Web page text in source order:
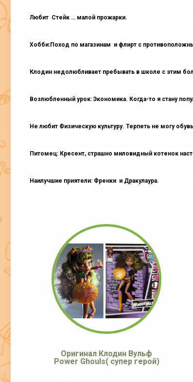
Любит Стейк … малой прожарки.
Хобби:Поход по магазинам и флирт с
Клодин недолюбливает пребывать в школе с этим
Возлюбленный урок: Экономика. Когда-то я стану
Не любит Физическую культуру. Терпеть не могу
Питомец: Кресент, страшно миловидный котенок
Наилучшие приятели: Френки и Дракулаура.
Оригинал Клодин Вульф
Power Ghouls( супер герой)